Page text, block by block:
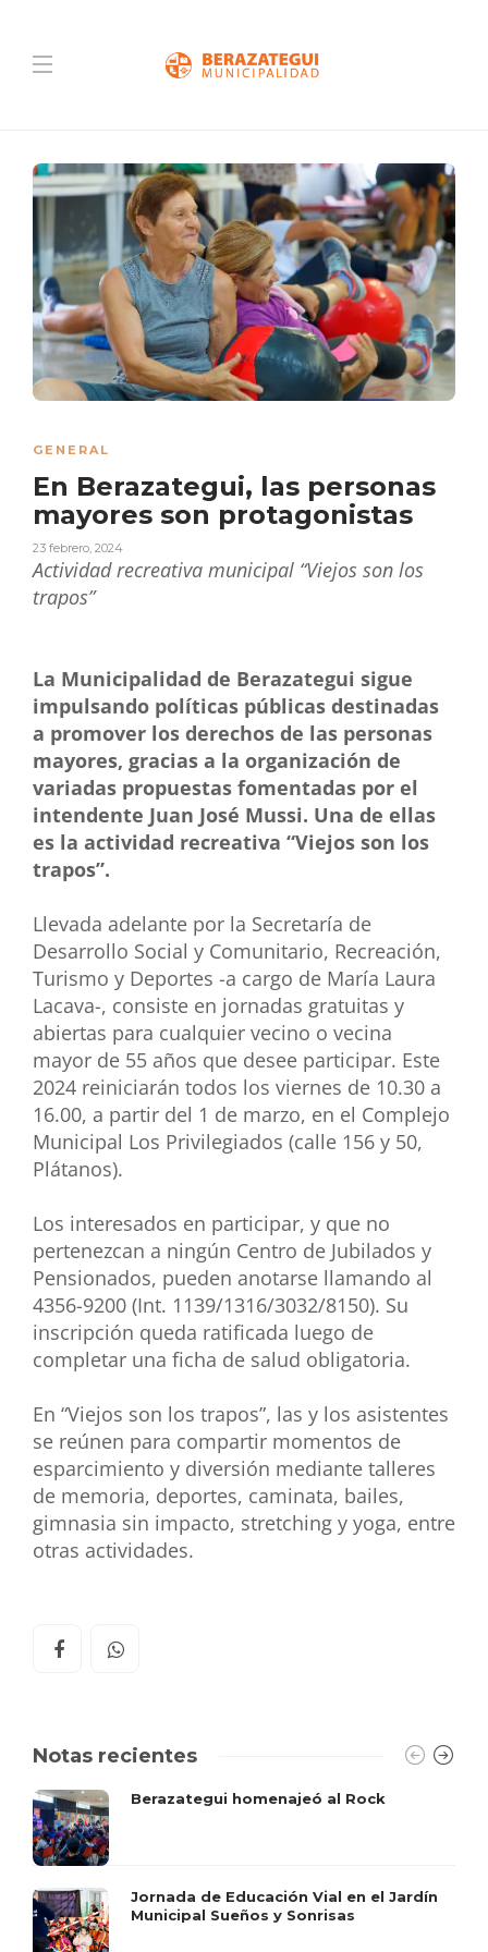
GENERAL
En Berazategui, las personas
mayores son protagonistas
23 febrero, 2024
Actividad recreativa municipal “Viejos son los
trapos”
La Municipalidad de Berazategui sigue
impulsando políticas públicas destinadas
a promover los derechos de las personas
mayores, gracias a la organización de
variadas propuestas fomentadas por el
intendente Juan José Mussi. Una de ellas
es la actividad recreativa “Viejos son los
trapos”.
Llevada adelante por la Secretaría de
Desarrollo Social y Comunitario, Recreación,
Turismo y Deportes -a cargo de María Laura
Lacava-, consiste en jornadas gratuitas y
abiertas para cualquier vecino o vecina
mayor de 55 años que desee participar. Este
2024 reiniciarán todos los viernes de 10.30 a
16.00, a partir del 1 de marzo, en el Complejo
Municipal Los Privilegiados (calle 156 y 50,
Plátanos).
Los interesados en participar, y que no
pertenezcan a ningún Centro de Jubilados y
Pensionados, pueden anotarse llamando al
4356-9200 (Int. 1139/1316/3032/8150). Su
inscripción queda ratificada luego de
completar una ficha de salud obligatoria.
En “Viejos son los trapos”, las y los asistentes
se reúnen para compartir momentos de
esparcimiento y diversión mediante talleres
de memoria, deportes, caminata, bailes,
gimnasia sin impacto, stretching y yoga, entre
otras actividades.
Notas recientes
Berazategui homenajeó al Rock
Jornada de Educación Vial en el Jardín
Municipal Sueños y Sonrisas